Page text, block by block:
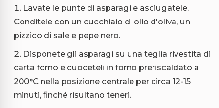
Lavate le punte di asparagi e asciugatele.
Conditele con un cucchiaio di olio d'oliva, un
pizzico di sale e pepe nero.
Disponete gli asparagi su una teglia rivestita di
carta forno e cuoceteli in forno preriscaldato a
200°C nella posizione centrale per circa 12-15
minuti, finché risultano teneri.